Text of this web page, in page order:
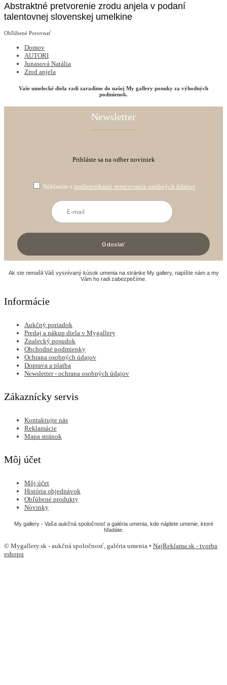
Abstraktné pretvorenie zrodu anjela v podaní
talentovnej slovenskej umelkine
Obľúbené Porovnať
Domov
AUTORI
Junasová Natália
Zrod anjela
Vaše umelecké diela radi zaradíme do našej My gallery ponuky za výhodných
podmienok.
Newsletter
Prihláste sa na odber noviniek
Súhlasím s podmienkami spracovania osobných údajov
Ak ste nenašli Váš vysnívaný kúsok umenia na stránke My gallery, napíšte nám a my
Vám ho radi zabezpečíme.
Informácie
Aukčný poriadok
Predaj a nákup diela v Mygallery
Znalecký posudok
Obchodné podmienky
Ochrana osobných údajov
Doprava a platba
Newsletter - ochrana osobných údajov
Zákaznícky servis
Kontaktujte nás
Reklamácie
Mapa stránok
Môj účet
Môj účet
História objednávok
Obľúbené produkty
Novinky
My gallery - Vaša aukčná spoločnosť a galéria umenia, kde nájdete umenie, ktoré
hľadáte.
© Mygallery.sk - aukčná spoločnosť, galéria umenia • NajReklama.sk - tvorba
eshopu